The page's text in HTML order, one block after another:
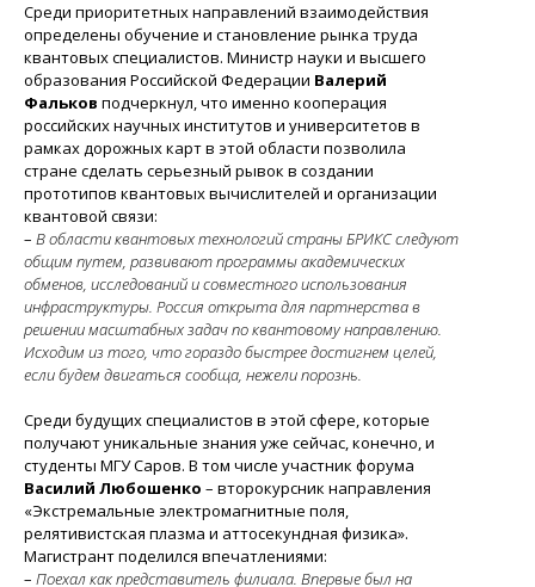
Среди приоритетных направлений взаимодействия
определены обучение и становление рынка труда
квантовых специалистов. Министр науки и высшего
образования Российской Федерации Валерий
Фальков подчеркнул, что именно кооперация
российских научных институтов и университетов в
рамках дорожных карт в этой области позволила
стране сделать серьезный рывок в создании
прототипов квантовых вычислителей и организации
квантовой связи:
– В области квантовых технологий страны БРИКС следуют
общим путем, развивают программы академических
обменов, исследований и совместного использования
инфраструктуры. Россия открыта для партнерства в
решении масштабных задач по квантовому направлению.
Исходим из того, что гораздо быстрее достигнем целей,
если будем двигаться сообща, нежели порознь.
Среди будущих специалистов в этой сфере, которые
получают уникальные знания уже сейчас, конечно, и
студенты МГУ Саров. В том числе участник форума
Василий Любошенко – второкурсник направления
«Экстремальные электромагнитные поля,
релятивистская плазма и аттосекундная физика».
Магистрант поделился впечатлениями:
– Поехал как представитель филиала. Впервые был на